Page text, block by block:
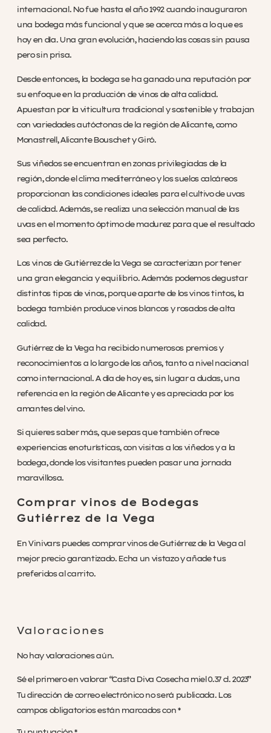
internacional. No fue hasta el año 1992 cuando inauguraron
una bodega más funcional y que se acerca más a lo que es
hoy en día. Una gran evolución, haciendo las cosas sin pausa
pero sin prisa.
Desde entonces, la bodega se ha ganado una reputación por
su enfoque en la producción de vinos de alta calidad.
Apuestan por la viticultura tradicional y sostenible y trabajan
con variedades autóctonas de la región de Alicante, como
Monastrell, Alicante Bouschet y Giró.
Sus viñedos se encuentran en zonas privilegiadas de la
región, donde el clima mediterráneo y los suelos calcáreos
proporcionan las condiciones ideales para el cultivo de uvas
de calidad. Además, se realiza una selección manual de las
uvas en el momento óptimo de madurez para que el resultado
sea perfecto.
Los vinos de Gutiérrez de la Vega se caracterizan por tener
una gran elegancia y equilibrio. Además podemos degustar
distintos tipos de vinos, porque aparte de los vinos tintos, la
bodega también produce vinos blancos y rosados de alta
calidad.
Gutiérrez de la Vega ha recibido numerosos premios y
reconocimientos a lo largo de los años, tanto a nivel nacional
como internacional. A día de hoy es, sin lugar a dudas, una
referencia en la región de Alicante y es apreciada por los
amantes del vino.
Si quieres saber más, que sepas que también ofrece
experiencias enoturísticas, con visitas a los viñedos y a la
bodega, donde los visitantes pueden pasar una jornada
maravillosa.
Comprar vinos de Bodegas
Gutiérrez de la Vega
En Vinivars puedes comprar vinos de Gutiérrez de la Vega al
mejor precio garantizado. Echa un vistazo y añade tus
preferidos al carrito.
Valoraciones
No hay valoraciones aún.
Sé el primero en valorar “Casta Diva Cosecha miel 0.37 cl. 2023”
Tu dirección de correo electrónico no será publicada. Los
campos obligatorios están marcados con *